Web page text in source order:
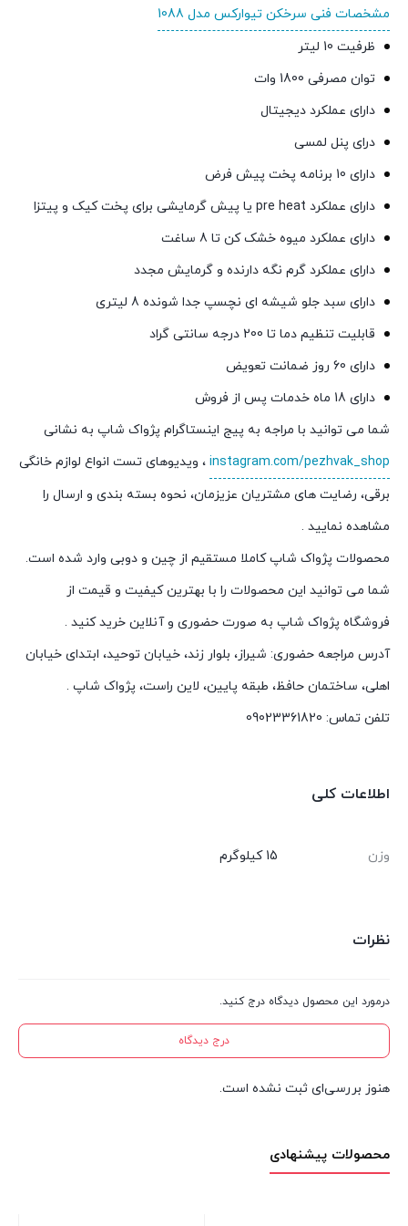
مشخصات فنی سرخکن تیوارکس مدل 1088
ظرفیت 10 لیتر
توان مصرفی 1800 وات
دارای عملکرد دیجیتال
درای پنل لمسی
دارای 10 برنامه پخت پیش فرض
دارای عملکرد pre heat یا پیش گرمایشی برای پخت کیک و پیتزا
دارای عملکرد میوه خشک کن تا 8 ساغت
دارای عملکرد گرم نگه دارنده و گرمایش مجدد
دارای سبد جلو شیشه ای نچسپ جدا شونده 8 لیتری
قابلیت تنظیم دما تا 200 درجه سانتی گراد
دارای 60 روز ضمانت تعویض
دارای 18 ماه خدمات پس از فروش
شما می توانید با مراجه به پیج اینستاگرام پژواک شاپ به نشانی
instagram.com/pezhvak_shop ، ویدیوهای تست انواع لوازم خانگی
برقی، رضایت های مشتریان عزیزمان، نحوه بسته بندی و ارسال را
مشاهده نمایید .
محصولات پژواک شاپ کاملا مستقیم از چین و دوبی وارد شده است.
شما می توانید این محصولات را با بهترین کیفیت و قیمت از
فروشگاه پژواک شاپ به صورت حضوری و آنلاین خرید کنید .
آدرس مراجعه حضوری: شیراز، بلوار زند، خیابان توحید، ابتدای خیابان
اهلی، ساختمان حافظ، طبقه پایین، لاین راست، پژواک شاپ .
تلفن تماس: 09023361820
اطلاعات کلی
وزن 15 کیلوگرم
نظرات
درمورد این محصول دیدگاه درج کنید.
درج دیدگاه
هنوز بررسی‌ای ثبت نشده است.
محصولات پیشنهادی